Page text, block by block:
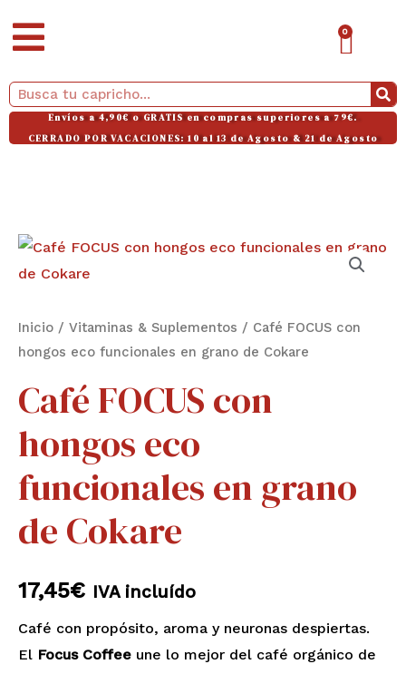
0
Buscar
Envíos a 4,90€ o GRATIS en compras superiores a 79€.
CERRADO POR VACACIONES: 10 al 13 de Agosto & 21 de Agosto
Inicio / Vitaminas & Suplementos / Café FOCUS con
hongos eco funcionales en grano de Cokare
Café FOCUS con
hongos eco
funcionales en grano
de Cokare
17,45€ IVA incluído
Café con propósito, aroma y neuronas despiertas.
El Focus Coffee une lo mejor del café orgánico de
Café
FOCUS
hongos
eco
en
grano
de
Cokare